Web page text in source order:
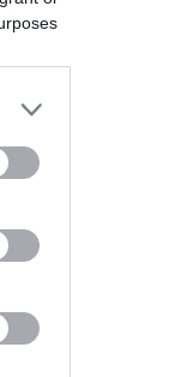
Mario Malu
Paolo Pinna
Martina Agostina